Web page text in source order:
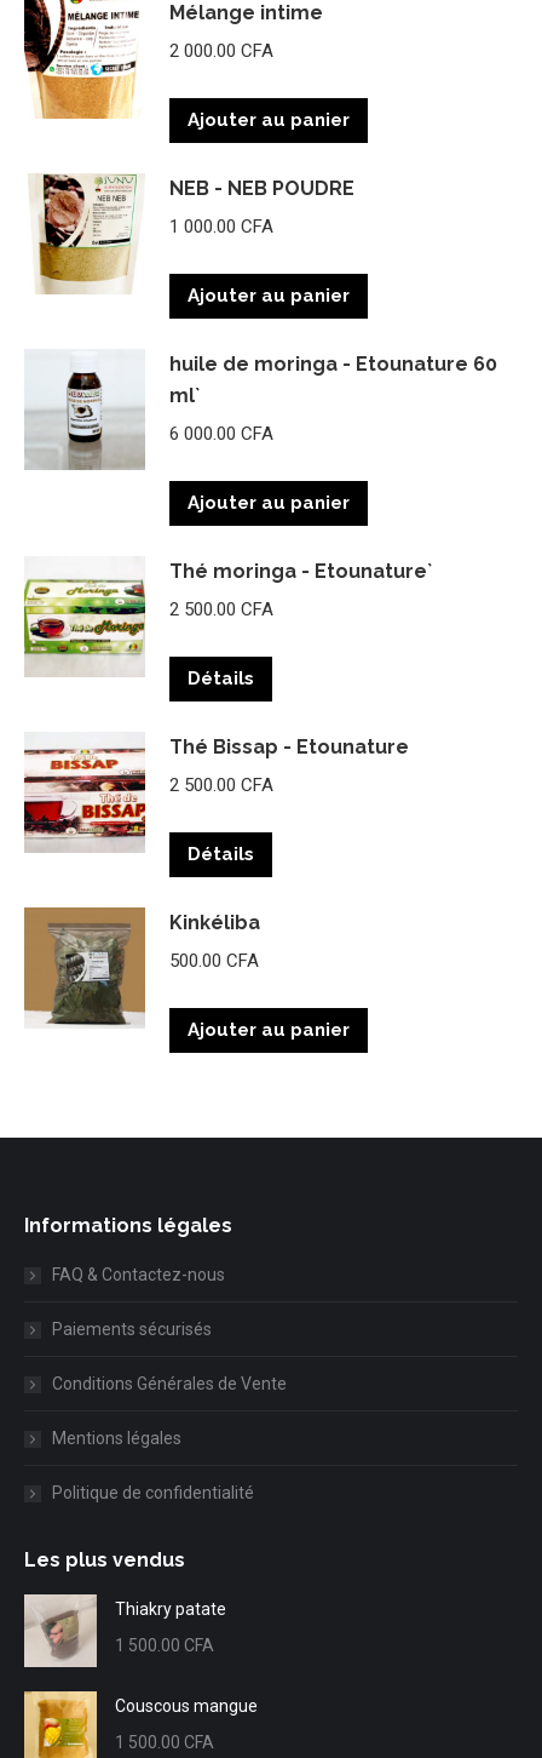
Mélange intime
2 000.00 CFA
Ajouter au panier
NEB - NEB POUDRE
1 000.00 CFA
Ajouter au panier
huile de moringa - Etounature 60
ml`
6 000.00 CFA
Ajouter au panier
Thé moringa - Etounature`
2 500.00 CFA
Détails
Thé Bissap - Etounature
2 500.00 CFA
Détails
Kinkéliba
500.00 CFA
Ajouter au panier
Informations légales
FAQ & Contactez-nous
Paiements sécurisés
Conditions Générales de Vente
Mentions légales
Politique de confidentialité
Les plus vendus
Thiakry patate
1 500.00 CFA
Couscous mangue
1 500.00 CFA